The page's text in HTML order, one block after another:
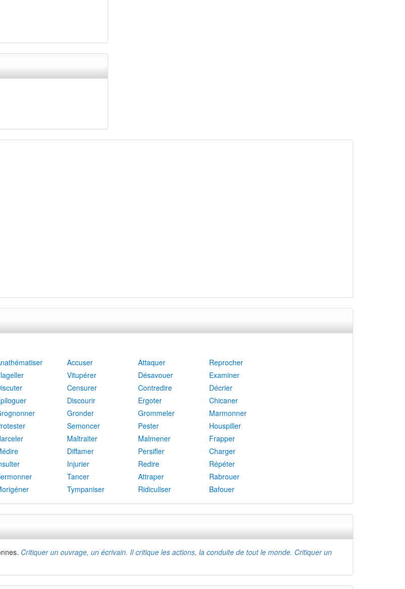
Accuser Attaquer
Reprocher
Vitupérer Désavouer
Examiner
Censurer Contredire
Décrier
Discourir Ergoter
Chicaner
Gronder Grommeler
Marmonner
Semoncer Pester
Houspiller
Maltraiter Malmener
Frapper
Diffamer Persifler
Charger
Injurier Redire
Répéter
Tancer Attraper
Rabrouer
Tympaniser Ridiculiser Bafouer
Critiquer un ouvrage, un écrivain. Il critique les actions, la conduite de tout le monde. Critiquer un